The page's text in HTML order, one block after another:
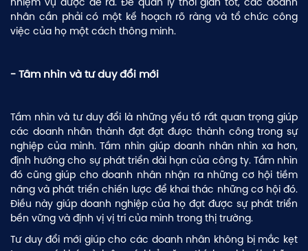
GIỚI THIỆU
BLOG KIẾN THỨC
PODCAST
nhân cần phải có một kế hoạch rõ ràng và tổ chức công
việc của họ một cách thông minh.
- Tầm nhìn và tư duy đổi mới
Tầm nhìn và tư duy đổi là những yếu tố rất quan trọng giúp
các doanh nhân thành đạt đạt được thành công trong sự
nghiệp của mình. Tầm nhìn giúp doanh nhân nhìn xa hơn,
định hướng cho sự phát triển dài hạn của công ty. Tầm nhìn
đó cũng giúp cho doanh nhân nhận ra những cơ hội tiềm
năng và phát triển chiến lược để khai thác những cơ hội đó.
Điều này giúp doanh nghiệp của họ đạt được sự phát triển
bền vững và định vị vị trí của mình trong thị trường.
Tư duy đổi mới giúp cho các doanh nhân không bị mắc kẹt